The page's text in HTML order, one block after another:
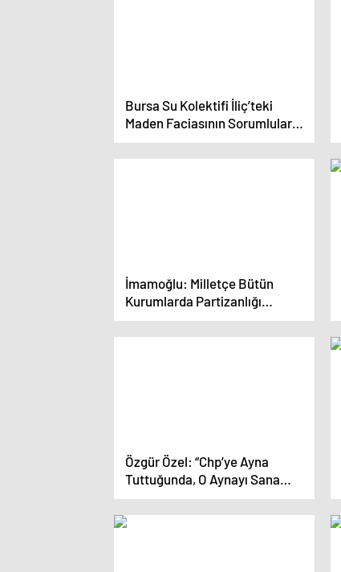
Bursa Su Kolektifi İliç’teki
Maden Faciasının Sorumluları
Hakkında Suç Duyurusunda
Bulundu
İmamoğlu: Milletçe Bütün
Kurumlarda Partizanlığı
Bırakmak, Partizanlıktan
Arınmak Gerekir
Özgür Özel: “Chp’ye Ayna
Tuttuğunda, O Aynayı Sana
Çevirirler.